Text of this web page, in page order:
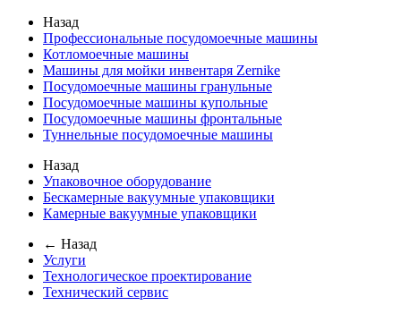
Назад
Профессиональные посудомоечные машины
Котломоечные машины
Машины для мойки инвентаря Zernike
Посудомоечные машины гранульные
Посудомоечные машины купольные
Посудомоечные машины фронтальные
Туннельные посудомоечные машины
Назад
Упаковочное оборудование
Бескамерные вакуумные упаковщики
Камерные вакуумные упаковщики
← Назад
Услуги
Технологическое проектирование
Технический сервис